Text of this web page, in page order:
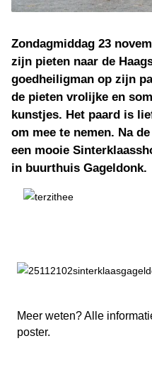
Zondagmiddag 23
zijn pieten naar de
goedheiligman op zijn
de pieten vrolijke en
kunstjes. Het paard is
om mee te nemen. Na
een mooie
in buurthuis Gageldonk.
Meer weten? Alle
poster.